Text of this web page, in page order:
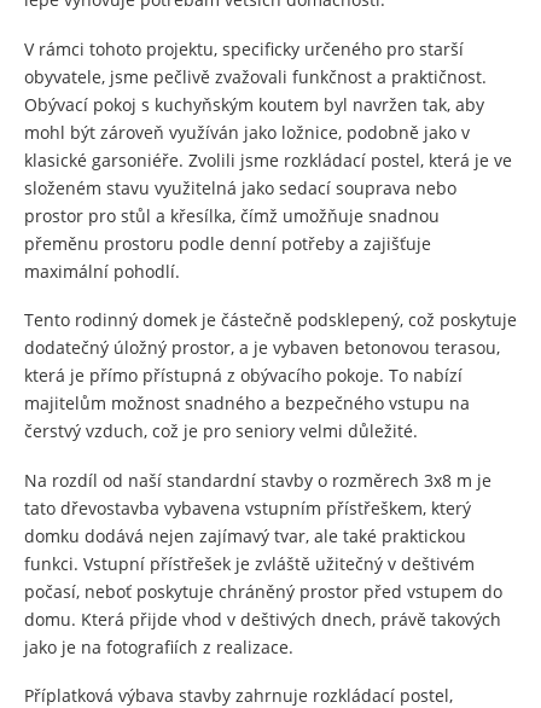
V rámci tohoto projektu, specificky určeného pro starší
obyvatele, jsme pečlivě zvažovali funkčnost a praktičnost.
Obývací pokoj s kuchyňským koutem byl navržen tak, aby
mohl být zároveň využíván jako ložnice, podobně jako v
klasické garsoniéře. Zvolili jsme rozkládací postel, která je ve
složeném stavu využitelná jako sedací souprava nebo
prostor pro stůl a křesílka, čímž umožňuje snadnou
přeměnu prostoru podle denní potřeby a zajišťuje
maximální pohodlí.
Tento rodinný domek je částečně podsklepený, což poskytuje
dodatečný úložný prostor, a je vybaven betonovou terasou,
která je přímo přístupná z obývacího pokoje. To nabízí
majitelům možnost snadného a bezpečného vstupu na
čerstvý vzduch, což je pro seniory velmi důležité.
Na rozdíl od naší standardní stavby o rozměrech 3x8 m je
tato dřevostavba vybavena vstupním přístřeškem, který
domku dodává nejen zajímavý tvar, ale také praktickou
funkci. Vstupní přístřešek je zvláště užitečný v deštivém
počasí, neboť poskytuje chráněný prostor před vstupem do
domu. Která přijde vhod v deštivých dnech, právě takových
jako je na fotografiích z realizace.
Příplatková výbava stavby zahrnuje rozkládací postel,